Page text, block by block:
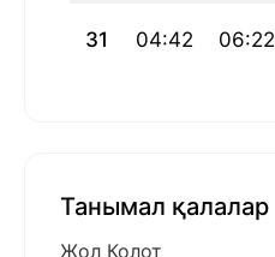
31 04:42 06:22
Танымал қалалар
Жол Колот